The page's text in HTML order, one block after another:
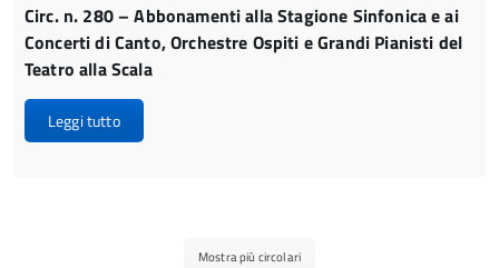
Circ. n. 280 – Abbonamenti alla Stagione Sinfonica e ai
Concerti di Canto, Orchestre Ospiti e Grandi Pianisti del
Teatro alla Scala
Leggi tutto
Mostra più circolari